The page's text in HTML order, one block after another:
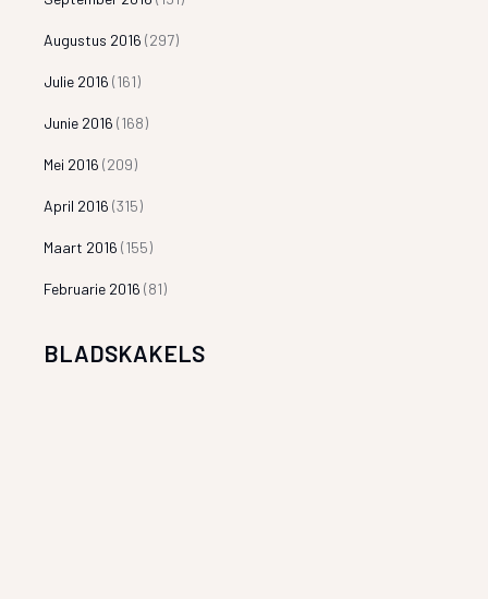
Augustus 2016 (297)
Julie 2016 (161)
Junie 2016 (168)
Mei 2016 (209)
April 2016 (315)
Maart 2016 (155)
Februarie 2016 (81)
BLADSKAKELS